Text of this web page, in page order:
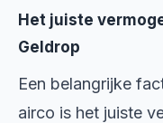
Het juiste
Geldrop
Een belangrijke
airco is het juiste